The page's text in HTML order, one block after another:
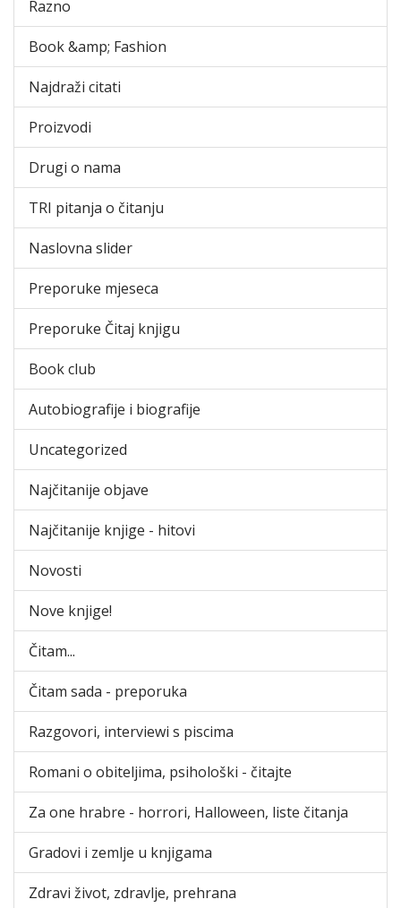
Razno
Book &amp; Fashion
Najdraži citati
Proizvodi
Drugi o nama
TRI pitanja o čitanju
Naslovna slider
Preporuke mjeseca
Preporuke Čitaj knjigu
Book club
Autobiografije i biografije
Uncategorized
Najčitanije objave
Najčitanije knjige - hitovi
Novosti
Nove knjige!
Čitam...
Čitam sada - preporuka
Razgovori, interviewi s piscima
Romani o obiteljima, psihološki - čitajte
Za one hrabre - horrori, Halloween, liste čitanja
Gradovi i zemlje u knjigama
Zdravi život, zdravlje, prehrana